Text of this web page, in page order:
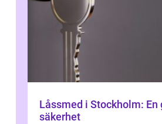
Låssmed i Stockholm:
säkerhet